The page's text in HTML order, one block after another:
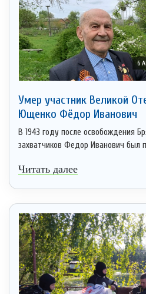
6
Умер участник Великой
Ющенко Фёдор Иванович
В 1943 году после освобождения
захватчиков Федор Иванович был
Читать далее